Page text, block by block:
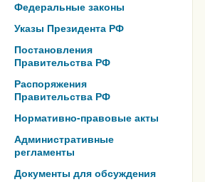
Федеральные законы
Указы Президента РФ
Постановления
Правительства РФ
Распоряжения
Правительства РФ
Нормативно-правовые акты
Административные
регламенты
Документы для обсуждения